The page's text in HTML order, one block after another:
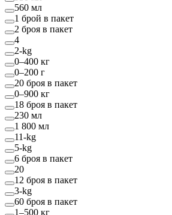
560 мл
1 брой в пакет
2 броя в пакет
4
2-kg
0–400 кг
0–200 г
20 броя в пакет
0–900 кг
18 броя в пакет
230 мл
1 800 мл
11-kg
5-kg
6 броя в пакет
20
12 броя в пакет
3-kg
60 броя в пакет
1–500 кг